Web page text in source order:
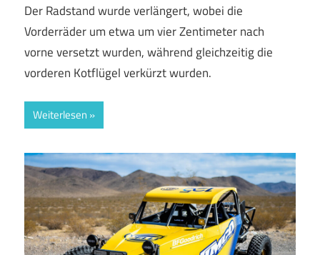
Der Radstand wurde verlängert, wobei die
Vorderräder um etwa um vier Zentimeter nach
vorne versetzt wurden, während gleichzeitig die
vorderen Kotflügel verkürzt wurden.
Weiterlesen